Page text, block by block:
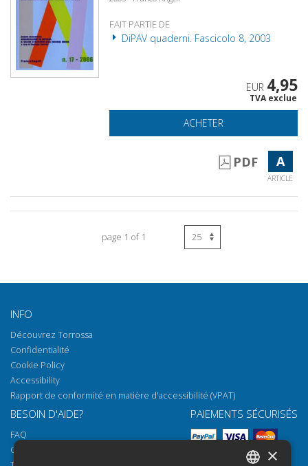
FAIT PARTIE DE
DiPAV quaderni. Fascicolo 8, 2003
EUR 4,95
TVA exclue
ACHETER
PDF A
ARTICLE
page 1 of 1
INFO
Découvrez Torrossa
Confidentialité
Cookie Policy
Accessibility
Rapport de conformité en matière d'accessibilité (VPAT)
BESOIN D'AIDE?
FAQ
Comment ouvrir nos documents
PAIEMENTS SÉCURISÉS
×